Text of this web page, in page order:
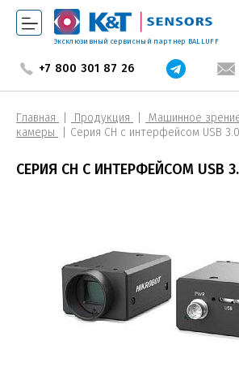
Эксклюзивный сервисный партнер BALLUFF
+7 800 301 87 26
Главная Продукция Машинное
камеры
Серия CH с интерфейсом USB 3.0
СЕРИЯ CH С ИНТЕРФЕЙСОМ USB